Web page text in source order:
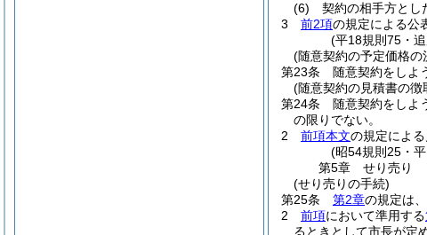
(6)
契約の相手方とし
3
前2項の規定による公
(平18規則75・
(随意契約の予定価格の
第23条
随意契約をしよ
(随意契約の見積書の徴
第24条
随意契約をしよ
の限りでない。
2
前項本文の規定による
(昭54規則25・
第5章
せり売り
(せり売りの手続)
第25条
第2章の規定は
2
前項において準用する
るときとして市長が定